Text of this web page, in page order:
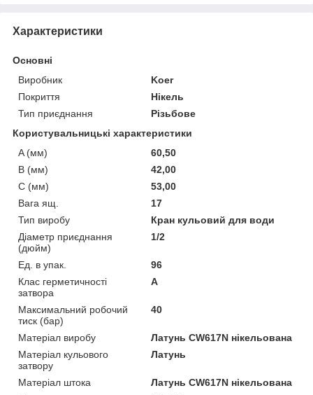
Характеристики
Основні
Виробник
Koer
Покриття
Нікель
Тип приєднання
Різьбове
Користувальницькі характеристики
A (мм)
60,50
B (мм)
42,00
C (мм)
53,00
Вага ящ.
17
Тип виробу
Кран кульовий для води
Діаметр приєднання
(дюйм)
1/2
Ед. в упак.
96
Клас герметичності
затвора
А
Максимальний робочий
тиск (бар)
40
Матеріал виробу
Латунь CW617N нікельована
Матеріал кульового
затвору
Латунь
Матеріал штока
Латунь CW617N нікельована